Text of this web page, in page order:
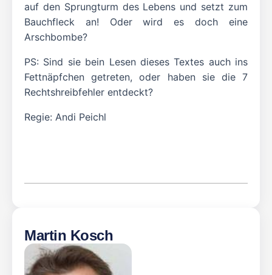
auf den Sprungturm des Lebens und setzt zum
Bauchfleck an! Oder wird es doch eine
Arschbombe?
PS: Sind sie bein Lesen dieses Textes auch ins
Fettnäpfchen getreten, oder haben sie die 7
Rechtshreibfehler entdeckt?
Regie: Andi Peichl
Martin Kosch